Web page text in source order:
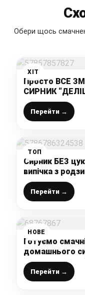
Обери щось
ХІТ
Просто ВСЕ
СИРНИК
рецепт від
Перейти →
ТОП
Сирник БЕЗ
випічка з
української
Перейти →
НОВЕ
Готуємо
домашнього
чаю, яку
Перейти →